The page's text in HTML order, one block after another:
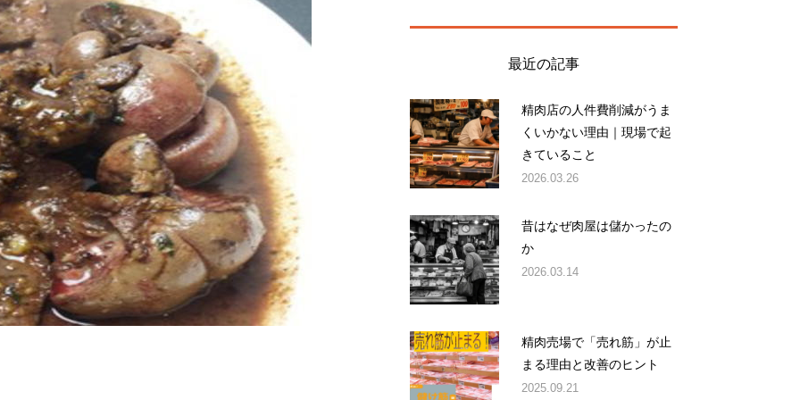
最近の記事
精肉店の人件費削減がうま
くいかない理由｜現場で起
きていること
2026.03.26
昔はなぜ肉屋は儲かったの
か
2026.03.14
精肉売場で「売れ筋」が止
まる理由と改善のヒント
2025.09.21